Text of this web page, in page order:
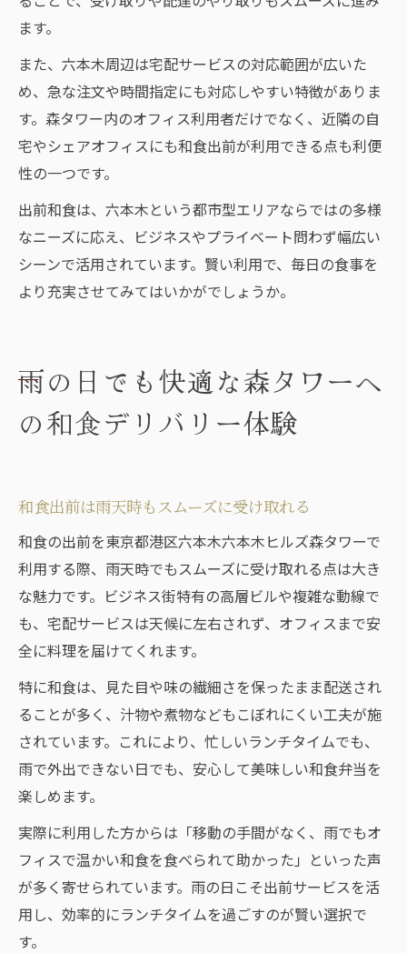
ます。
また、六本木周辺は宅配サービスの対応範囲が広いた
め、急な注文や時間指定にも対応しやすい特徴がありま
す。森タワー内のオフィス利用者だけでなく、近隣の自
宅やシェアオフィスにも和食出前が利用できる点も利便
性の一つです。
出前和食は、六本木という都市型エリアならではの多様
なニーズに応え、ビジネスやプライベート問わず幅広い
シーンで活用されています。賢い利用で、毎日の食事を
より充実させてみてはいかがでしょうか。
雨の日でも快適な森タワーへ
の和食デリバリー体験
和食出前は雨天時もスムーズに受け取れる
和食の出前を東京都港区六本木六本木ヒルズ森タワーで
利用する際、雨天時でもスムーズに受け取れる点は大き
な魅力です。ビジネス街特有の高層ビルや複雑な動線で
も、宅配サービスは天候に左右されず、オフィスまで安
全に料理を届けてくれます。
特に和食は、見た目や味の繊細さを保ったまま配送され
ることが多く、汁物や煮物などもこぼれにくい工夫が施
されています。これにより、忙しいランチタイムでも、
雨で外出できない日でも、安心して美味しい和食弁当を
楽しめます。
実際に利用した方からは「移動の手間がなく、雨でもオ
フィスで温かい和食を食べられて助かった」といった声
が多く寄せられています。雨の日こそ出前サービスを活
用し、効率的にランチタイムを過ごすのが賢い選択で
す。